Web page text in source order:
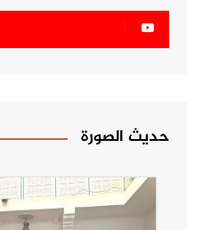
حديث الصورة